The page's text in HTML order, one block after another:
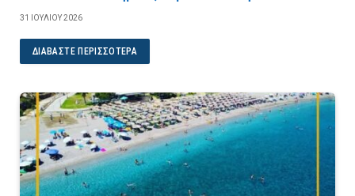
31 ΙΟΥΛΊΟΥ 2026
ΔΙΑΒΆΣΤΕ ΠΕΡΙΣΣΌΤΕΡΑ